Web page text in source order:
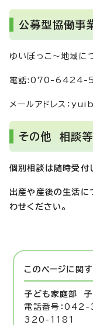
公募型協働事
ゆいぼっこ～地域に
電話:070-6424-
メールアドレス：
その他 相談
個別相談は随時受付
出産や産後の生活に
わせください。
このページに関
子ども家庭部 子
電話番号：
320-1181